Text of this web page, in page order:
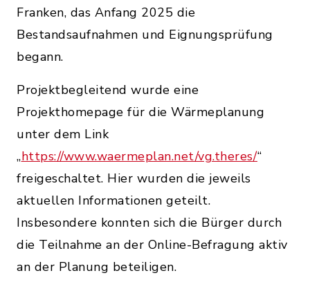
Franken, das Anfang 2025 die
Bestandsaufnahmen und Eignungsprüfung
begann.
Projektbegleitend wurde eine
Projekthomepage für die Wärmeplanung
unter dem Link
„https://www.waermeplan.net/vg.theres/“
freigeschaltet. Hier wurden die jeweils
aktuellen Informationen geteilt.
Insbesondere konnten sich die Bürger durch
die Teilnahme an der Online-Befragung aktiv
an der Planung beteiligen.